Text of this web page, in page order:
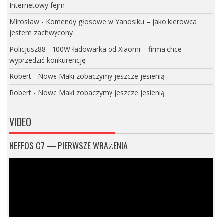
Internetowy fejm
Mirosław- Komendy głosowe w Yanosiku – jako kierowca
jestem zachwycony
Policjusz88 - 100W ładowarka od Xiaomi – firma chce
wyprzedzić konkurencję
Robert- Nowe Maki zobaczymy jeszcze jesienią
Robert- Nowe Maki zobaczymy jeszcze jesienią
VIDEO
NEFFOS C7 — PIERWSZE WRAŻENIA